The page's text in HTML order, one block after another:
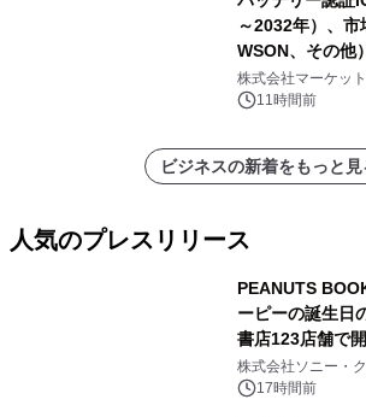
～2032年）、市
WSON、その他
表
株式会社マーケッ
11時間前
ビジネスの新着をもっと見
人気のプレスリリース
PEANUTS
ーピーの誕生日
書店123店舗で開
株式会社ソニー・
17時間前